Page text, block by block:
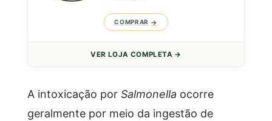
COMPRAR
VER LOJA COMPLETA →
A intoxicação por Salmonella ocorre
geralmente por meio da ingestão de